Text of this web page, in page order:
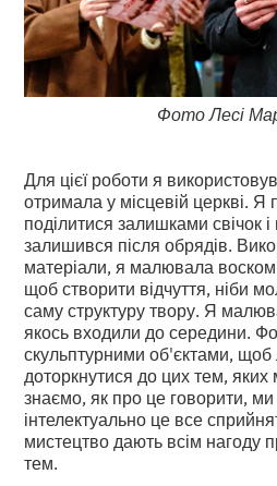
Фото Лесі
Для цієї роботи я
отримала у місцевій церкві.
поділитися залишками свічок
залишився після обрядів.
матеріали, я малювала
щоб створити відчуття, ніби
саму структуру твору. Я
якось входили до середини.
скульптурними об'єктами,
доторкнутися до цих тем,
знаємо, як про це говорити,
інтелектуально це все
мистецтво дають всім нагоду
тем.